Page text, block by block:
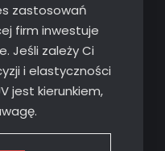
zastosowań
firm inwestuje
Jeśli zależy Ci
i elastyczności
jest kierunkiem,